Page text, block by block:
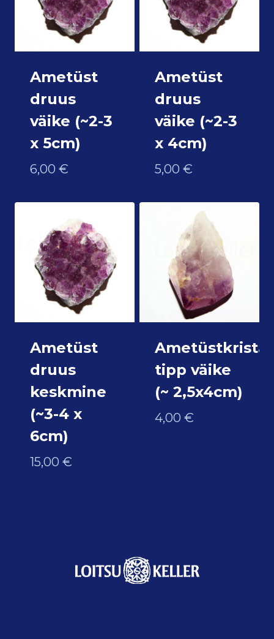
Ametüst
druus
väike (~2-3
x 5cm)
6,00 €
Ametüst
druus
väike (~2-3
x 4cm)
5,00 €
Ametüst
druus
keskmine
(~3-4 x
6cm)
15,00 €
tipp väike
(~ 2,5x4cm)
4,00 €